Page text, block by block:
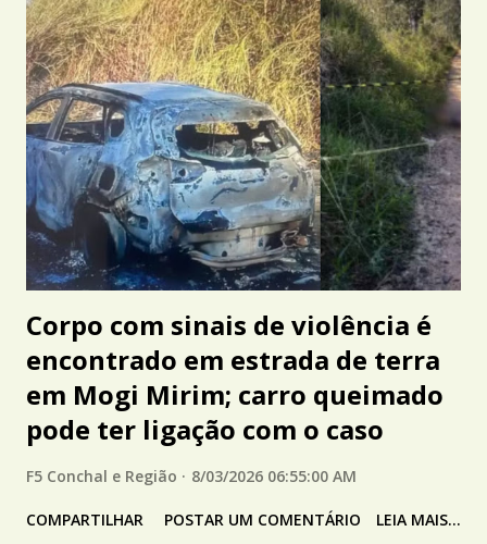
Corpo com sinais de violência é
encontrado em estrada de terra
em Mogi Mirim; carro queimado
pode ter ligação com o caso
F5 Conchal e Região 8/03/2026 06:55:00 AM
COMPARTILHAR POSTAR UM COMENTÁRIO LEIA MAIS...